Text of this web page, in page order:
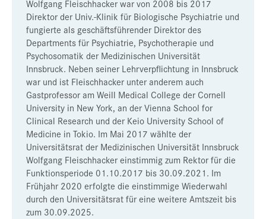
Wolfgang Fleischhacker war von 2008 bis 2017
Direktor der Univ.-Klinik für Biologische Psychiatrie und
fungierte als geschäftsführender Direktor des
Departments für Psychiatrie, Psychotherapie und
Psychosomatik der Medizinischen Universität
Innsbruck. Neben seiner Lehrverpflichtung in Innsbruck
war und ist Fleischhacker unter anderem auch
Gastprofessor am Weill Medical College der Cornell
University in New York, an der Vienna School for
Clinical Research und der Keio University School of
Medicine in Tokio. Im Mai 2017 wählte der
Universitätsrat der Medizinischen Universität Innsbruck
Wolfgang Fleischhacker einstimmig zum Rektor für die
Funktionsperiode 01.10.2017 bis 30.09.2021. Im
Frühjahr 2020 erfolgte die einstimmige Wiederwahl
durch den Universitätsrat für eine weitere Amtszeit bis
zum 30.09.2025.